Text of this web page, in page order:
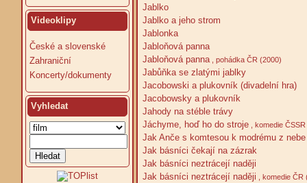
Videoklipy
České a slovenské
Zahraniční
Koncerty/dokumenty
Vyhledat
Jablko
Jablko a jeho strom
Jablonka
Jabloňová panna
Jabloňová panna , pohádka ČR (2000)
Jabůňka se zlatými jablky
Jacobowski a plukovník (divadelní hra)
Jacobowsky a plukovník
Jahody na stéble trávy
Jáchyme, hoď ho do stroje , komedie
Jak Anče s komtesou k modrému z
Jak básníci čekají na zázrak
Jak básníci neztrácejí naději
Jak básníci neztrácejí naději , komedie ČR